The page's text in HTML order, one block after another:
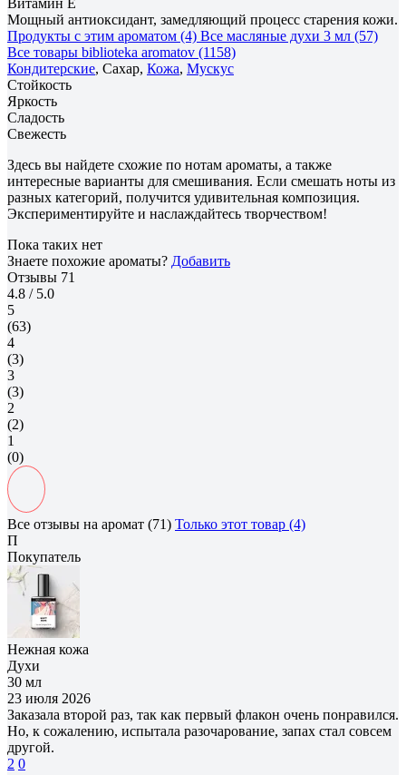
Мощный антиоксидант, замедляющий процесс старения кожи.
Продукты с этим ароматом (4) Все масляные духи 3 мл (57)
Все товары biblioteka aromatov (1158)
Кондитерские, Сахар, Кожа, Мускус
Стойкость
Яркость
Сладость
Свежесть
Здесь вы найдете схожие по нотам ароматы, а также
интересные варианты для смешивания. Если смешать ноты из
разных категорий, получится удивительная композиция.
Экспериментируйте и наслаждайтесь творчеством!
Пока таких нет
Знаете похожие ароматы? Добавить
Отзывы 71
4.8 / 5.0
5
(63)
4
(3)
3
(3)
2
(2)
1
(0)
Все отзывы на аромат (71) Только этот товар (4)
П
Покупатель
Нежная кожа
Духи
30 мл
23 июля 2026
Заказала второй раз, так как первый флакон очень понравился.
Но, к сожалению, испытала разочарование, запах стал совсем
другой.
2 0